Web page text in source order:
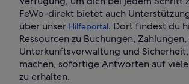
FeWo-direkt bietet auch
über unser Hilfeportal. Dort findest du
Ressourcen zu Buchungen, Zahlungen,
Unterkunftsverwaltung und
machen, sofortige Antworten auf
zu erhalten.